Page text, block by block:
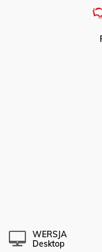
WERSJA
Desktop